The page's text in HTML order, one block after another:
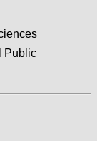
Public